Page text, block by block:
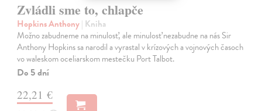
Zvládli sme to, chlapče
Hopkins Anthony| Kniha
Možno zabudneme na minulosť, ale minulosť nezabudne na nás Sir
Anthony Hopkins sa narodil a vyrastal v krízových a vojnových časoch
vo waleskom oceliarskom mestečku Port Talbot.
Do 5 dní
22,21 €